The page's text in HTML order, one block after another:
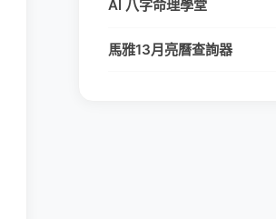
AI 八字命理學堂
馬雅13月亮曆查詢器